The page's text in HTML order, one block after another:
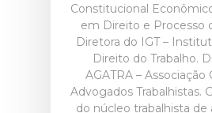
Constitucional
em Direito e Processo
Diretora do IGT –
Direito do Trabalho.
AGATRA – Associação
Advogados Trabalhistas.
do núcleo trabalhista de